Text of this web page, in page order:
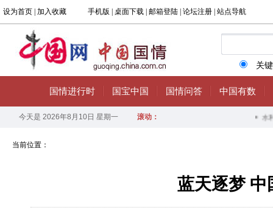
当前位置：
蓝天逐梦 中